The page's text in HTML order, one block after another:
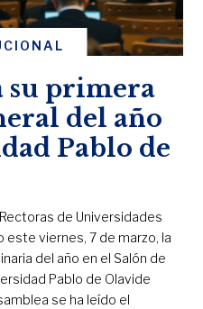
su primera
del año
Pablo de
de Universidades
este viernes, 7 de marzo, la
del año en el Salón de
Pablo de Olavide
se ha leído el